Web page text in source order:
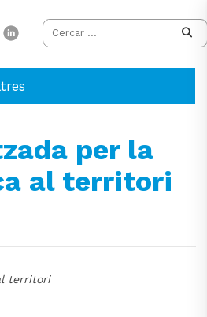
per la
al territori
territori